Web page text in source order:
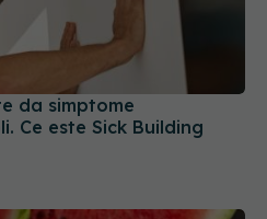
da simptome
Ce este Sick Building